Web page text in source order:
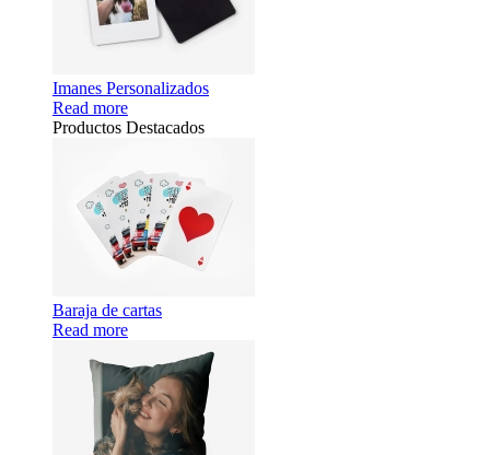
Imanes Personalizados
Read more
Productos Destacados
Baraja de cartas
Read more